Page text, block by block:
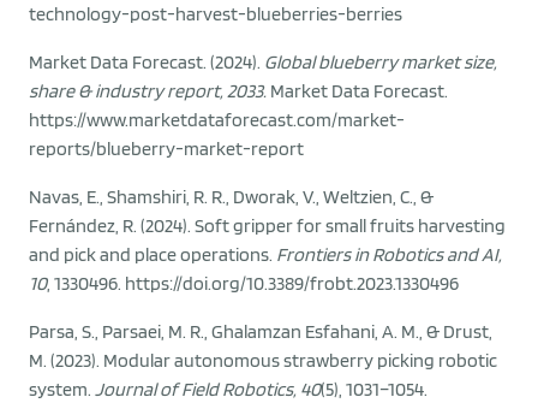
technology-post-harvest-blueberries-berries
Market Data Forecast. (2024). Global blueberry market size,
share & industry report, 2033. Market Data Forecast.
https://www.marketdataforecast.com/market-
reports/blueberry-market-report
Navas, E., Shamshiri, R. R., Dworak, V., Weltzien, C., &
Fernández, R. (2024). Soft gripper for small fruits harvesting
and pick and place operations. Frontiers in Robotics and AI,
10, 1330496. https://doi.org/10.3389/frobt.2023.1330496
Parsa, S., Parsaei, M. R., Ghalamzan Esfahani, A. M., & Drust,
M. (2023). Modular autonomous strawberry picking robotic
system. Journal of Field Robotics, 40(5), 1031–1054.